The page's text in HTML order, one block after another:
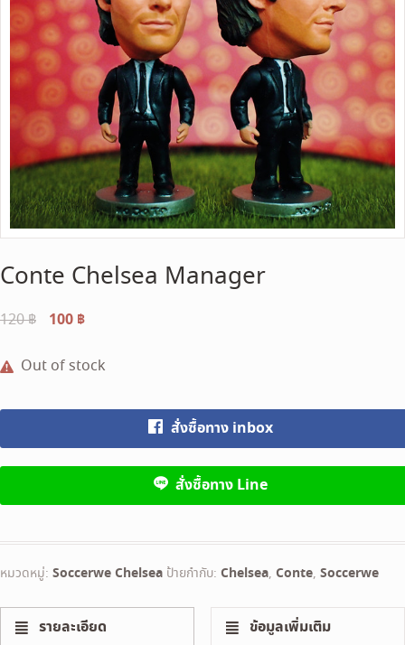
Conte Chelsea Manager
120฿
Original
was:
100 ฿Current
is:
Out of stock
สั่งซื้อทาง inbox
สั่งซื้อทาง Line
หมวดหมู่: Soccerwe Chelsea ป้ายกำกับ: Chelsea, Conte, Soccerwe
รายละเอียด ข้อมูลเพิ่มเติม